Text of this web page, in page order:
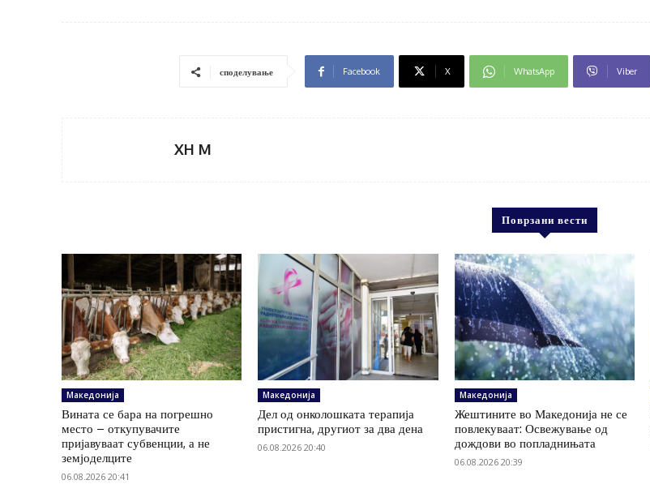
споделување Facebook X WhatsApp Viber
XH M
Поврзани вести
Македонија
Вината се бара на погрешно
место – откупувачите
пријавуваат субвенции, а не
земјоделците
06.08.2026 20:41
Македонија
Дел од онколошката терапија
пристигна, другиот за два дена
06.08.2026 20:40
Македонија
Жештините во Македонија не се
повлекуваат: Освежување од
дождови во попладнињата
06.08.2026 20:39